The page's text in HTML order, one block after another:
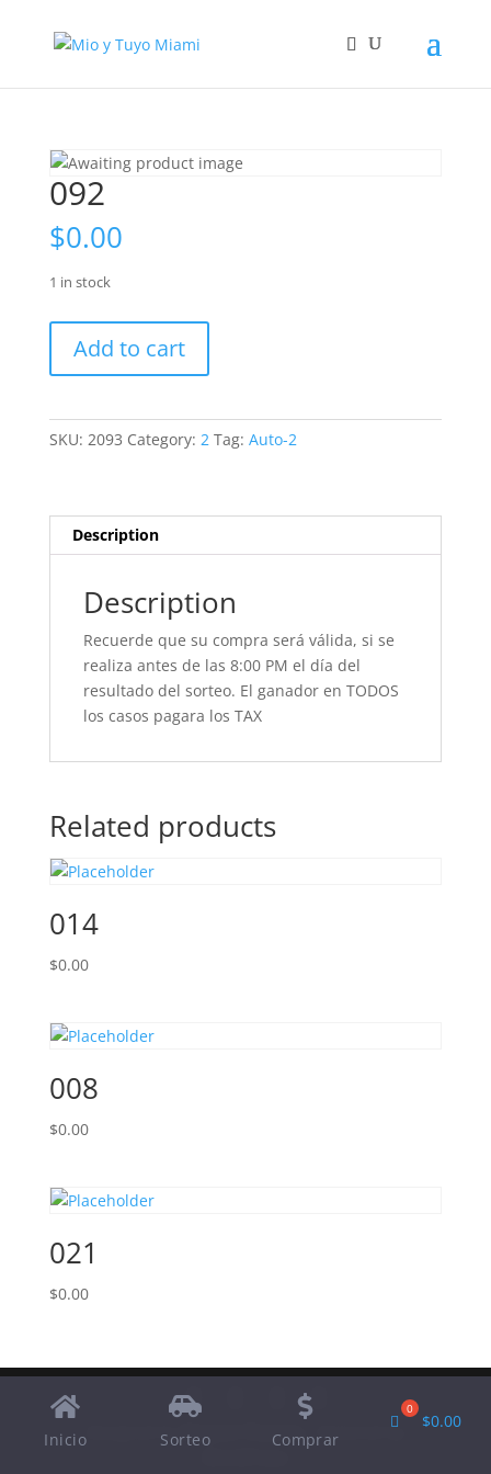
092
$0.00
1 in stock
quantity
Add to cart
SKU: 2093 Category: 2 Tag: Auto-2
Description
Description
Recuerde que su compra será válida, si se
realiza antes de las 8:00 PM el día del
resultado del sorteo. El ganador en TODOS
los casos pagara los TAX
Related products
014
$0.00
008
$0.00
021
$0.00
Designed by Elegant Themes
| Powered by
Inicio Sorteo Comprar
$0.00